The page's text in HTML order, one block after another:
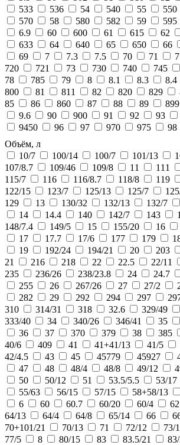
533
536 54 540 55 550
570
58 580 582 59 595
6.9
60 600 61 615 62
633
64 640 65 650 66
69
7 7.3 7.5 70 71
720
721 73 730 740 745
78
785 79 8 8.1 8.3 8.4
800
81 811 82 820 829
85
86 860 87 88 89 899
9.6
90 900 91 92 93
9450
96 97 970 975 98
Объём, л
10/7
100/14 100/7 101/13
107/8.7
109/46 109/8 11 111
115/7
116 116/8.7 118/8 119
122/15
123/7 125/13 125/7
129
13 130/32 132/13 132/7
14
14.4 140 142/7 143
148/7.4
149/5 15 155/20 16
17
17.7 17/6 177 179
19
192/24 194/21 20 203
21
216 218 22 22.5 22/11
235
236/26 238/23.8 24 24.7
255
26 267/26 27 27/2
282
29 292 294 297
310
314/31 318 32.6 329/49
333/40
34 340/26 346/41 35
36
37 370 379 38 385
40/6
409 41 41+41/13 41/5
42/4.5
43 45 45779 45927
47
48 48/4 48/8 49/12
50
50/12 51 53.5/5.5 53/17
55/63
56/15 57/15 58+58/13
6
60 60.7 60/20 60/4 62
64/13
64/4 64/8 65/14 66
70+101/21
70/13 71 72/12 73/
77/5
8 80/15 83 83.5/21